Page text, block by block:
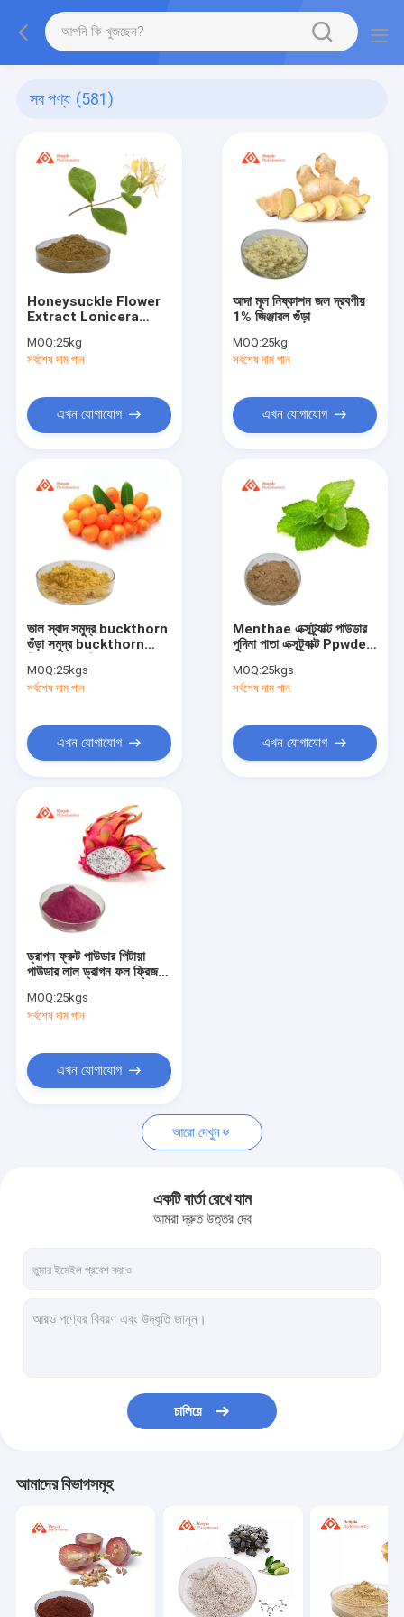
সব পণ্য (581)
Honeysuckle Flower
Extract Lonicera
(Honeysuckle) Flower
Extract Chlorogenic
MOQ:25kg
সর্বশেষ দাম পান
এখন যোগাযোগ
আদা মূল নিষ্কাশন জল দ্রবণীয়
1% জিঞ্জারল গুঁড়া
MOQ:25kg
সর্বশেষ দাম পান
এখন যোগাযোগ
ভাল স্বাদ সমুদ্র buckthorn
গুঁড়া সমুদ্র buckthorn
MOQ:25kgs
সর্বশেষ দাম পান
এখন যোগাযোগ
Menthae এক্সট্র্যাক্ট পাউডার
পুদিনা পাতা এক্সট্র্যাক্ট Ppwder
MOQ:25kgs
সর্বশেষ দাম পান
এখন যোগাযোগ
ড্রাগন ফ্রুট পাউডার পিটায়া
পাউডার লাল ড্রাগন ফল ফ্রিজ
MOQ:25kgs
সর্বশেষ দাম পান
এখন যোগাযোগ
আরো দেখুন
একটি বার্তা রেখে যান
আমরা দ্রুত উত্তর দেব
চালিয়ে
আমাদের বিভাগসমূহ